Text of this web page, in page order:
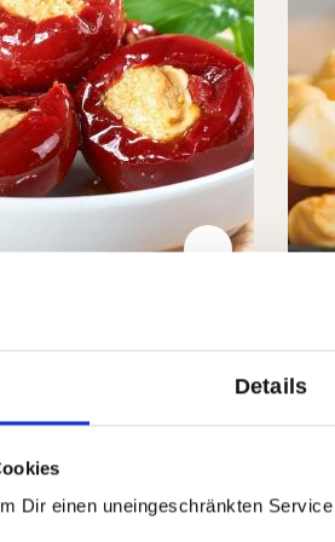
Details
Dir einen uneingeschränkten
Bewertung von 5 von 5
con Pecorino
In den Warenkorb